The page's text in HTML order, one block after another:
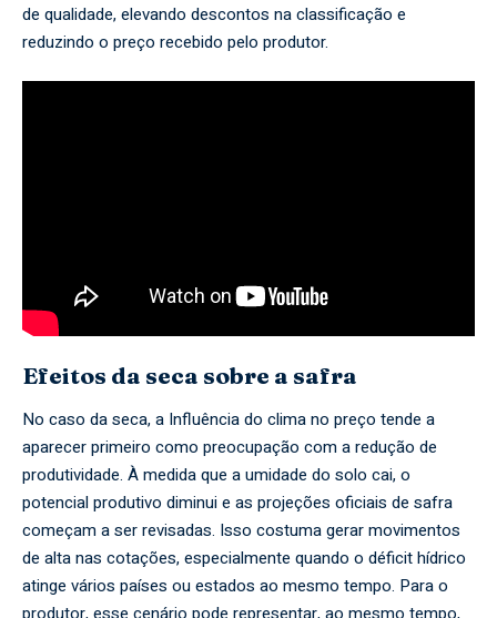
de qualidade, elevando descontos na classificação e
reduzindo o preço recebido pelo produtor.
Efeitos da seca sobre a safra
No caso da seca, a Influência do clima no preço tende a
aparecer primeiro como preocupação com a redução de
produtividade. À medida que a umidade do solo cai, o
potencial produtivo diminui e as projeções oficiais de safra
começam a ser revisadas. Isso costuma gerar movimentos
de alta nas cotações, especialmente quando o déficit hídrico
atinge vários países ou estados ao mesmo tempo. Para o